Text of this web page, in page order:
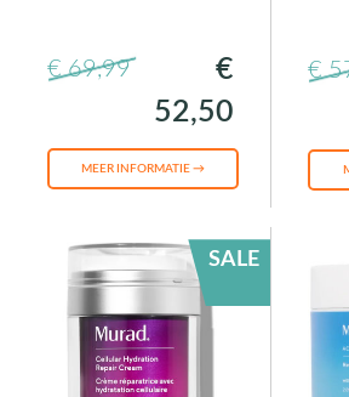
€ 69,99
€
52,50
MEER INFORMATIE →
€
SALE